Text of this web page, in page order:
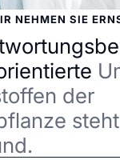
NEHMEN SIE
der